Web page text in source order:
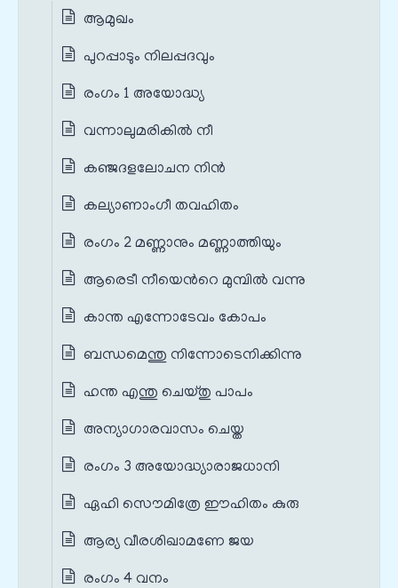
ആമുഖം
പുറപ്പാടും നിലപ്പദവും
രംഗം 1 അയോദ്ധ്യ
വന്നാലുമരികില്‍ നീ
കഞ്ജദളലോചന നിന്‍
കല്യാണാംഗീ തവഹിതം
രംഗം 2 മണ്ണാനും മണ്ണാത്തിയും
ആരെടീ നീയെന്‍റെ മുമ്പില്‍ വന്നു
കാന്ത എന്നോടേവം കോപം
ബന്ധമെന്തു നിന്നോടെനിക്കിന്നു
ഹന്ത എന്തു ചെയ്തു പാപം
അന്യാഗാരവാസം ചെയ്ത
രംഗം 3 അയോദ്ധ്യാരാജധാനി
ഏഹി സൌമിത്രേ ഈഹിതം കുരു
ആര്യ വീരശിഖാമണേ ജയ
രംഗം 4 വനം